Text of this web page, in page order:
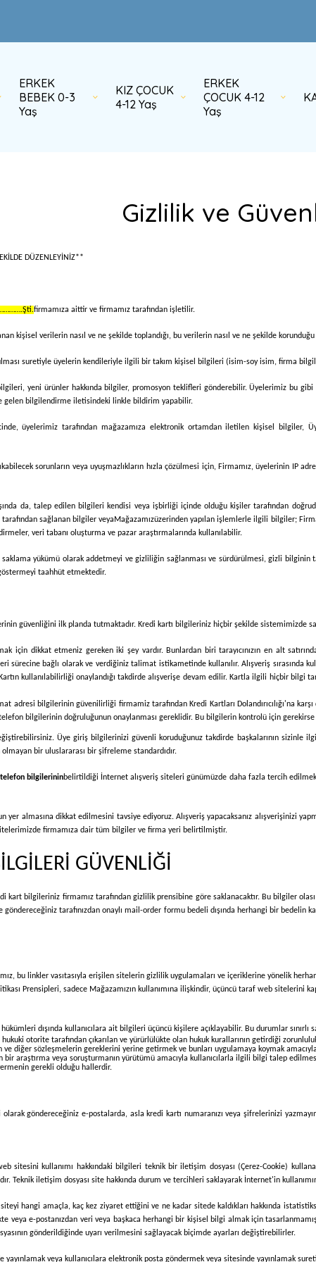
ERKEK
BEBEK 0-3
Yaş
KIZ ÇOCUK
4-12 Yaş
ERKEK
ÇOCUK 4-12
Yaş
Gizlilik ve
DÜZENLEYİNİZ**
firmamıza aittir ve firmamız tarafından işletilir.
kişisel verilerin nasıl ve ne şekilde toplandığı, bu verilerin nasıl ve ne şekilde
suretiyle üyelerin kendileriyle ilgili bir takım kişisel bilgileri (isim-soy isim, firma
yeni ürünler hakkında bilgiler, promosyon teklifleri gönderebilir. Üyelerimiz bu
gelen bilgilendirme iletisindeki linkle bildirim yapabilir.
üyelerimiz tarafından mağazamıza elektronik ortamdan iletilen kişisel bilgiler,
sorunların veya uyuşmazlıkların hızla çözülmesi için, Firmamız, üyelerinin IP
da, talep edilen bilgileri kendisi veya işbirliği içinde olduğu kişiler tarafından
sağlanan bilgiler veya Mağazamızüzerinden yapılan işlemlerle ilgili bilgiler;
veri tabanı oluşturma ve pazar araştırmalarında kullanılabilir.
yükümü olarak addetmeyi ve gizliliğin sağlanması ve sürdürülmesi, gizli bilginin
taahhüt etmektedir.
güvenliğini ilk planda tutmaktadır. Kredi kartı bilgileriniz hiçbir şekilde sistemimizde
için dikkat etmeniz gereken iki şey vardır. Bunlardan biri tarayıcınızın en alt
bağlı olarak ve verdiğiniz talimat istikametinde kullanılır. Alışveriş sırasında
kullanılabilirliği onaylandığı takdirde alışverişe devam edilir. Kartla ilgili hiçbir bilgi
bilgilerinin güvenilirliği firmamiz tarafından Kredi Kartları Dolandırıcılığı'na
bilgilerinin doğruluğunun onaylanması gereklidir. Bu bilgilerin kontrolü için
Üye giriş bilgilerinizi güvenli koruduğunuz takdirde başkalarının sizinle
bir uluslararası bir şifreleme standardıdır.
telefon bilgilerininbelirtildiği İnternet alışveriş siteleri günümüzde daha fazla tercih
yer almasına dikkat edilmesini tavsiye ediyoruz. Alışveriş yapacaksanız alışverişinizi
firmamıza dair tüm bilgiler ve firma yeri belirtilmiştir.
GÜVENLİĞİ
bilgileriniz firmamız tarafından gizlilik prensibine göre saklanacaktır. Bu bilgiler
tarafınızdan onaylı mail-order formu bedeli dışında herhangi bir
bu linkler vasıtasıyla erişilen sitelerin gizlilik uygulamaları ve içeriklerine yönelik
Prensipleri, sadece Mağazamızın kullanımına ilişkindir, üçüncü taraf web sitelerini
dışında kullanıcılara ait bilgileri üçüncü kişilere açıklayabilir. Bu durumlar sınırlı
otorite tarafından çıkarılan ve yürürlülükte olan hukuk kurallarının getirdiği
ve diğer sözleşmelerin gereklerini yerine getirmek ve bunları uygulamaya koymak
araştırma veya soruşturmanın yürütümü amacıyla kullanıcılarla ilgili bilgi talep
gerekli olduğu hallerdir.
göndereceğiniz e-postalarda, asla kredi kartı numaranızı veya şifrelerinizi
web sitesini kullanımı hakkındaki bilgileri teknik bir iletişim dosyası (Çerez-Cookie)
Teknik iletişim dosyası site hakkında durum ve tercihleri saklayarak İnternet'in
hangi amaçla, kaç kez ziyaret ettiğini ve ne kadar sitede kaldıkları hakkında
veya e-postanızdan veri veya başkaca herhangi bir kişisel bilgi almak için
gönderildiğinde uyarı verilmesini sağlayacak biçimde ayarları değiştirebilirler.
veya kullanıcılara elektronik posta göndermek veya sitesinde yayınlamak